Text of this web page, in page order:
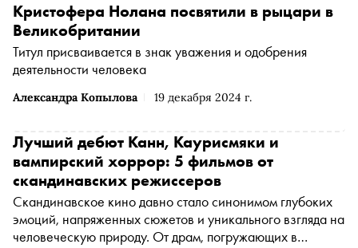
Александра Копылова 19 декабря 2024 г.
Кристофера Нолана посвятили в рыцари в
Великобритании
Титул присваивается в знак уважения и одобрения
деятельности человека
Лучший дебют Канн, Каурисмяки и
вампирский хоррор: 5 фильмов от
скандинавских режиссеров
Скандинавское кино давно стало синонимом глубоких
эмоций, напряженных сюжетов и уникального взгляда на
человеческую природу. От драм, погружающих в